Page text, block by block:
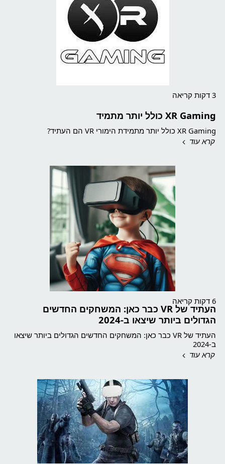
3 דקות קריאה
XR Gaming כולל יותר מתמיד
XR Gaming כולל יותר מתמידת הימורי VR הם העתיד?
קרא עוד
6 דקות קריאה
העתיד של VR כבר כאן: המשחקים החדשים
הגדולים ביותר שיצאו ב-2024
העתיד של VR כבר כאן: המשחקים החדשים הגדולים ביותר שיצאו
ב-2024
קרא עוד